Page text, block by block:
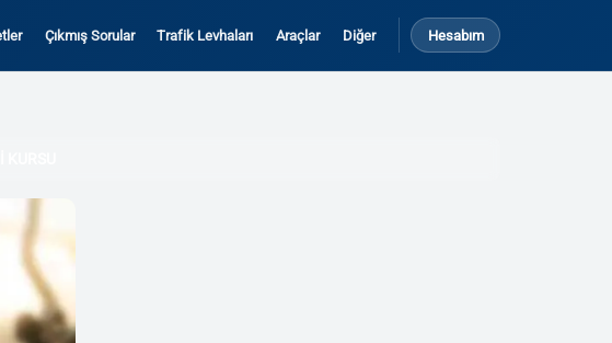
Çıkmış Sorular Trafik Levhaları Araçlar Diğer Hesabım